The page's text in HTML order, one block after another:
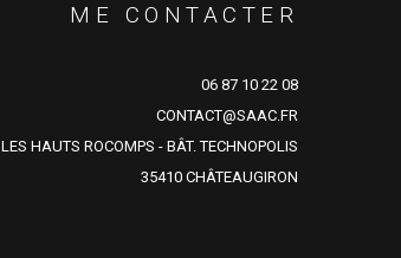
ME CONTACTER
06 87 10 22 08
CONTACT@SAAC.FR
LES HAUTS ROCOMPS - BÂT. TECHNOPOLIS
35410 CHÂTEAUGIRON